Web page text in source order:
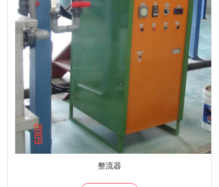
整流器